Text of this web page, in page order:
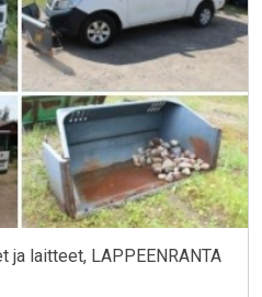
ja laitteet, LAPPEENRANTA